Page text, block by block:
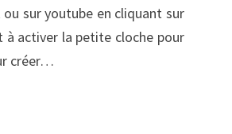
sur youtube en cliquant sur
à activer la petite cloche pour
créer…